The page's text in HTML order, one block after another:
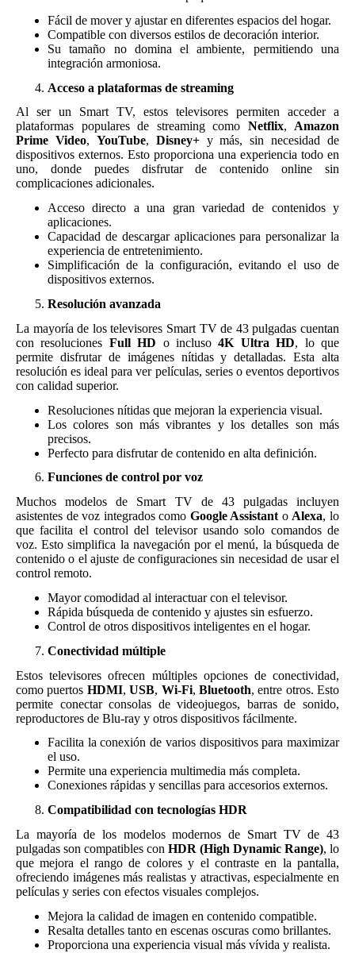
Fácil de mover y ajustar en diferentes espacios del hogar.
Compatible con diversos estilos de decoración interior.
Su tamaño no domina el ambiente, permitiendo una
integración armoniosa.
Acceso a plataformas de streaming
Al ser un Smart TV, estos televisores permiten acceder a
plataformas populares de streaming como Netflix, Amazon
Prime Video, YouTube, Disney+y más, sin necesidad de
dispositivos externos. Esto proporciona una experiencia todo en
uno, donde puedes disfrutar de contenido online sin
complicaciones adicionales.
Acceso directo a una gran variedad de contenidos y
aplicaciones.
Capacidad de descargar aplicaciones para personalizar la
experiencia de entretenimiento.
Simplificación de la configuración, evitando el uso de
dispositivos externos.
Resolución avanzada
La mayoría de los televisores Smart TV de 43 pulgadas cuentan
con resoluciones Full HD o incluso4K Ultra HD, lo que
permite disfrutar de imágenes nítidas y detalladas. Esta alta
resolución es ideal para ver películas, series o eventos deportivos
con calidad superior.
Resoluciones nítidas que mejoran la experiencia visual.
Los colores son más vibrantes y los detalles son más
precisos.
Perfecto para disfrutar de contenido en alta definición.
Funciones de control por voz
Muchos modelos de Smart TV de 43 pulgadas incluyen
asistentes de voz integrados como Google Assistant o Alexa, lo
que facilita el control del televisor usando solo comandos de
voz. Esto simplifica la navegación por el menú, la búsqueda de
contenido o el ajuste de configuraciones sin necesidad de usar el
control remoto.
Mayor comodidad al interactuar con el televisor.
Rápida búsqueda de contenido y ajustes sin esfuerzo.
Control de otros dispositivos inteligentes en el hogar.
Conectividad múltiple
Estos televisores ofrecen múltiples opciones de conectividad,
como puertos HDMI,USB, Wi-Fi, Bluetooth, entre otros. Esto
permite conectar consolas de videojuegos, barras de sonido,
reproductores de Blu-ray y otros dispositivos fácilmente.
Facilita la conexión de varios dispositivos para maximizar
el uso.
Permite una experiencia multimedia más completa.
Conexiones rápidas y sencillas para accesorios externos.
Compatibilidad con tecnologías HDR
La mayoría de los modelos modernos de Smart TV de 43
pulgadas son compatibles con HDR (High Dynamic Range), lo
que mejora el rango de colores y el contraste en la pantalla,
ofreciendo imágenes más realistas y atractivas, especialmente en
películas y series con efectos visuales complejos.
Mejora la calidad de imagen en contenido compatible.
Resalta detalles tanto en escenas oscuras como brillantes.
Proporciona una experiencia visual más vívida y realista.